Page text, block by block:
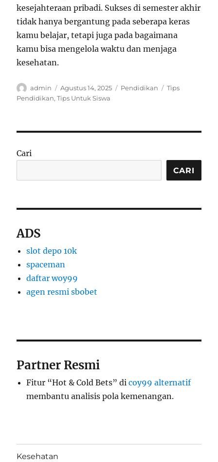
kesejahteraan pribadi. Sukses di semester akhir
tidak hanya bergantung pada seberapa keras
kamu belajar, tetapi juga pada bagaimana
kamu bisa mengelola waktu dan menjaga
kesehatan.
Author
admin
Posted
on
Agustus 14, 2025 Categories
Pendidikan Tags
Tips
Pendidikan,Tips Untuk Siswa
Cari
CARI
ADS
slot depo 10k
spaceman
daftar woy99
agen resmi sbobet
Partner Resmi
Fitur “Hot & Cold Bets” dicoy99 alternatif
membantu analisis pola kemenangan.
Kesehatan